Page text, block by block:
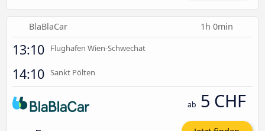
BlaBlaCar 1h 0min
13:10 Flughafen Wien-Schwechat
14:10 Sankt Pölten
ab 5 CHF